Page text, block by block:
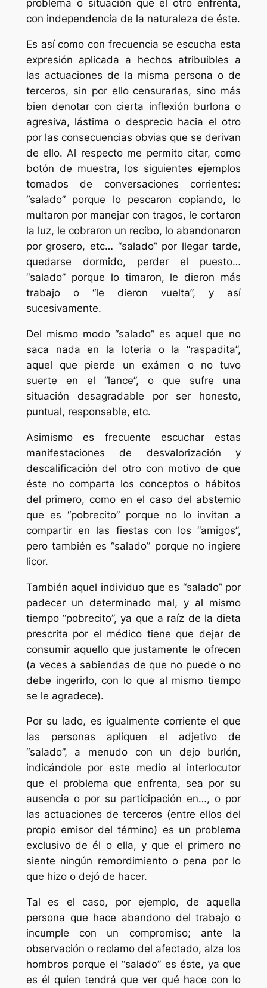
problema o situación que el otro enfrenta,
con independencia de la naturaleza de éste.
Es así como con frecuencia se escucha esta
expresión aplicada a hechos atribuibles a
las actuaciones de la misma persona o de
terceros, sin por ello censurarlas, sino más
bien denotar con cierta inflexión burlona o
agresiva, lástima o desprecio hacia el otro
por las consecuencias obvias que se derivan
de ello. Al respecto me permito citar, como
botón de muestra, los siguientes ejemplos
tomados de conversaciones corrientes:
“salado” porque lo pescaron copiando, lo
multaron por manejar con tragos, le cortaron
la luz, le cobraron un recibo, lo abandonaron
por grosero, etc… “salado” por llegar tarde,
quedarse dormido, perder el puesto…
“salado” porque lo timaron, le dieron más
trabajo o “le dieron vuelta”, y así
sucesivamente.
Del mismo modo “salado” es aquel que no
saca nada en la lotería o la “raspadita”,
aquel que pierde un exámen o no tuvo
suerte en el “lance”, o que sufre una
situación desagradable por ser honesto,
puntual, responsable, etc.
Asimismo es frecuente escuchar estas
manifestaciones de desvalorización y
descalificación del otro con motivo de que
éste no comparta los conceptos o hábitos
del primero, como en el caso del abstemio
que es “pobrecito” porque no lo invitan a
compartir en las fiestas con los “amigos”,
pero también es “salado” porque no ingiere
licor.
También aquel individuo que es “salado” por
padecer un determinado mal, y al mismo
tiempo “pobrecito”, ya que a raíz de la dieta
prescrita por el médico tiene que dejar de
consumir aquello que justamente le ofrecen
(a veces a sabiendas de que no puede o no
debe ingerirlo, con lo que al mismo tiempo
se le agradece).
Por su lado, es igualmente corriente el que
las personas apliquen el adjetivo de
“salado”, a menudo con un dejo burlón,
indicándole por este medio al interlocutor
que el problema que enfrenta, sea por su
ausencia o por su participación en…, o por
las actuaciones de terceros (entre ellos del
propio emisor del término) es un problema
exclusivo de él o ella, y que el primero no
siente ningún remordimiento o pena por lo
que hizo o dejó de hacer.
Tal es el caso, por ejemplo, de aquella
persona que hace abandono del trabajo o
incumple con un compromiso; ante la
observación o reclamo del afectado, alza los
hombros porque el “salado” es éste, ya que
es él quien tendrá que ver qué hace con lo